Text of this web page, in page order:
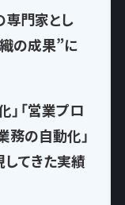
専門家とし
の成果”に
」「営業プロ
務の自動化」
してきた実績